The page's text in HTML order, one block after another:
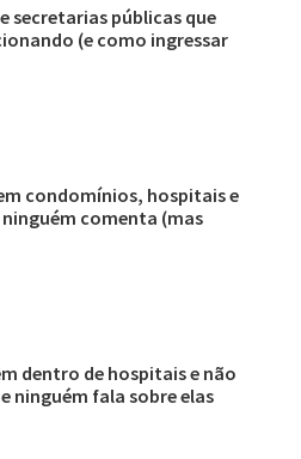
secretarias públicas que
(e como ingressar
condomínios, hospitais e
comenta (mas
dentro de hospitais e não
ninguém fala sobre elas